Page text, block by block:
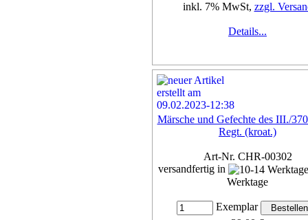
inkl. 7% MwSt, zzgl.
Details...
Märsche und Gefechte des III./
Regt. (kroat.)
Art-Nr. CHR-00302
versandfertig in
Werktage
Exemplar